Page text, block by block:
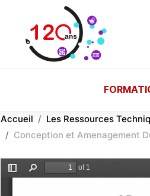
Accueil Les Ressources
Conception et Amenagement